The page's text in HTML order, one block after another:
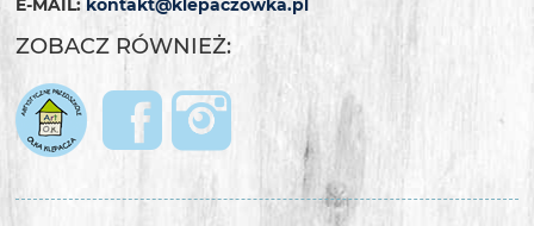
E-MAIL: kontakt@klepaczowka.pl
ZOBACZ RÓWNIEŻ: